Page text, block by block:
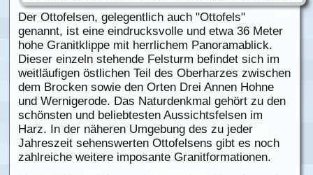
Der Ottofelsen, gelegentlich auch "Ottofels"
genannt, ist eine eindrucksvolle und etwa 36 Meter
hohe Granitklippe mit herrlichem Panoramablick.
Dieser einzeln stehende Felsturm befindet sich im
weitläufigen östlichen Teil des Oberharzes zwischen
dem Brocken sowie den Orten Drei Annen Hohne
und Wernigerode. Das Naturdenkmal gehört zu den
schönsten und beliebtesten Aussichtsfelsen im
Harz. In der näheren Umgebung des zu jeder
Jahreszeit sehenswerten Ottofelsens gibt es noch
zahlreiche weitere imposante Granitformationen.